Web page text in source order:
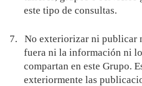
este tipo de consultas.
7.
No exteriorizar ni publicar
fuera ni la información ni
compartan en este Grupo.
exteriormente las